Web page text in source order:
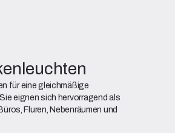
für eine gleichmäßige
eignen sich hervorragend als
Fluren, Nebenräumen und